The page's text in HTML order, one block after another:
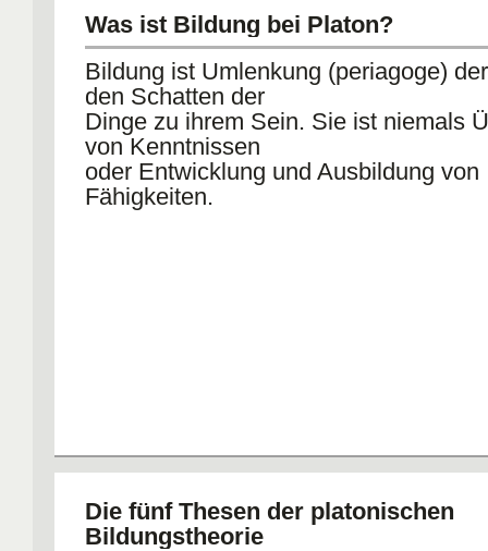
Hervorbringerin allen wahren Seins
er zurück in die
Höhle um als Politiker und
und lenken.
Was ist Bildung bei Platon?
Bildung ist Umlenkung (periagoge)
den Schatten der
Dinge zu ihrem Sein. Sie ist niemals
von Kenntnissen
oder Entwicklung und Ausbildung von
Fähigkeiten.
Die fünf Thesen der platonischen
Bildungstheorie